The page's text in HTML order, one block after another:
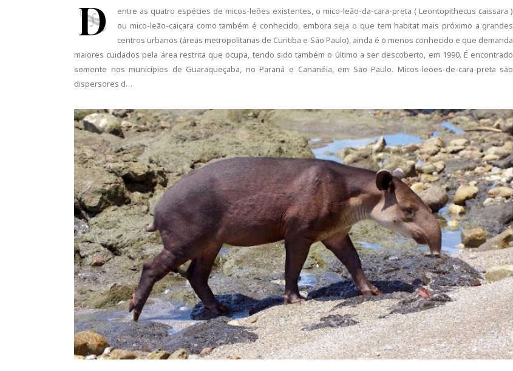
D
entre as quatro espécies de micos-leões existentes, o mico-leão-da-cara-preta ( Leontopithecus caissara )
ou mico-leão-caiçara como também é conhecido, embora seja o que tem habitat mais próximo a grandes
centros urbanos (áreas metropolitanas de Curitiba e São Paulo), ainda é o menos conhecido e que demanda
maiores cuidados pela área restrita que ocupa, tendo sido também o último a ser descoberto, em 1990. É encontrado
somente nos municípios de Guaraqueçaba, no Paraná e Cananéia, em São Paulo. Micos-leões-de-cara-preta são
dispersores d…